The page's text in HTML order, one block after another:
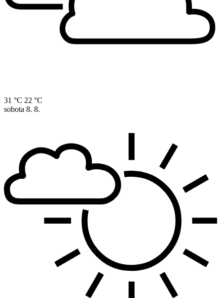
31 °C 22 °C
sobota 8. 8.